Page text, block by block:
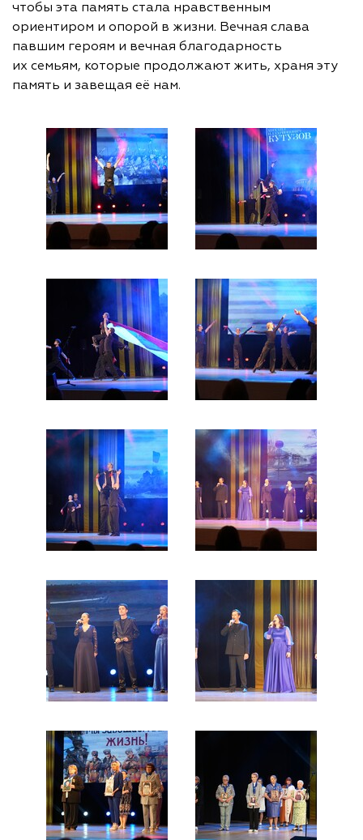
чтобы эта память стала нравственным
ориентиром и опорой в жизни. Вечная слава
павшим героям и вечная благодарность
их семьям, которые продолжают жить, храня эту
память и завещая её нам.